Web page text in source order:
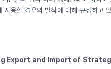
용할 경우의 벌칙에 대해 규정하고
Export and Import of